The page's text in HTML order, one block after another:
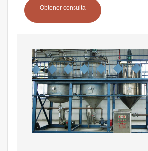
Obtener consulta